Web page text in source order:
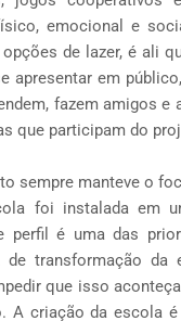
emocional e
de lazer, é ali
apresentar em
fazem amigos
que participam do
sempre manteve o
foi instalada em
perfil é uma das
de transformação
que isso
A criação da escola